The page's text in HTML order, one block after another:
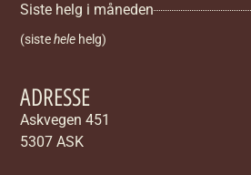
Siste helg i måneden
(sistehele helg)
ADRESSE
Askvegen 451
5307 ASK